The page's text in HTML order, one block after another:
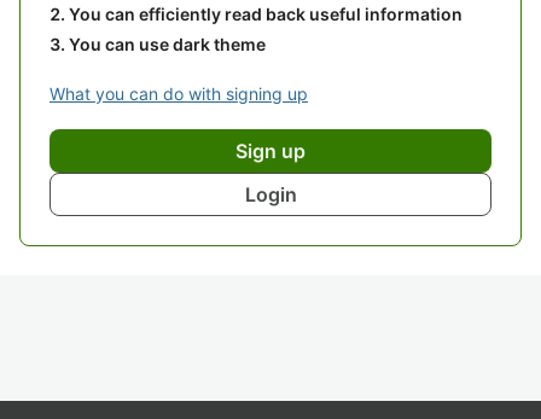
You can efficiently read back useful information
You can use dark theme
What you can do with signing up
Sign up
Login